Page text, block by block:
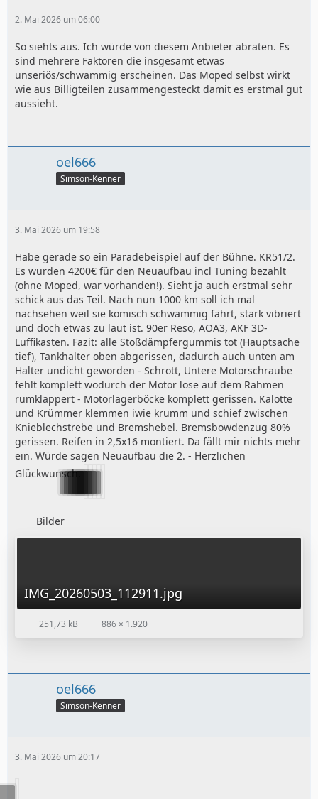
2. Mai 2026 um 06:00
So siehts aus. Ich würde von diesem Anbieter abraten. Es
sind mehrere Faktoren die insgesamt etwas
unseriös/schwammig erscheinen. Das Moped selbst wirkt
wie aus Billigteilen zusammengesteckt damit es erstmal gut
aussieht.
oel666
Simson-Kenner
3. Mai 2026 um 19:58
Habe gerade so ein Paradebeispiel auf der Bühne. KR51/2.
Es wurden 4200€ für den Neuaufbau incl Tuning bezahlt
(ohne Moped, war vorhanden!). Sieht ja auch erstmal sehr
schick aus das Teil. Nach nun 1000 km soll ich mal
nachsehen weil sie komisch schwammig fährt, stark vibriert
und doch etwas zu laut ist. 90er Reso, AOA3, AKF 3D-
Luffikasten. Fazit: alle Stoßdämpfergummis tot (Hauptsache
tief), Tankhalter oben abgerissen, dadurch auch unten am
Halter undicht geworden - Schrott, Untere Motorschraube
fehlt komplett wodurch der Motor lose auf dem Rahmen
rumklappert - Motorlagerböcke komplett gerissen. Kalotte
und Krümmer klemmen iwie krumm und schief zwischen
Knieblechstrebe und Bremshebel. Bremsbowdenzug 80%
gerissen. Reifen in 2,5x16 montiert. Da fällt mir nichts mehr
ein. Würde sagen Neuaufbau die 2. - Herzlichen
Glückwunsch.
Bilder
IMG_20260503_112911.jpg
251,73 kB 886 × 1.920
oel666
Simson-Kenner
3. Mai 2026 um 20:17